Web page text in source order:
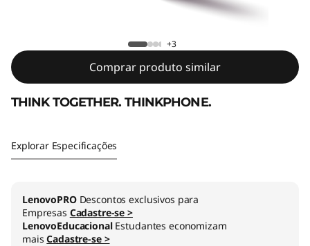
o
a
ThinkPhone by Motorola
+3
Comprar produto similar
THINK TOGETHER. THINKPHONE.
Explorar Especificações
LenovoPRODescontos exclusivos para
Empresas Cadastre-se >
LenovoEducacionalEstudantes economizam
maisCadastre-se >